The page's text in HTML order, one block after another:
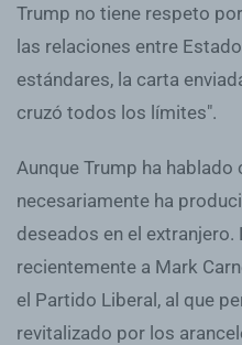
Trump no tiene respeto
las relaciones entre
estándares, la carta
cruzó todos los límites".
Aunque Trump ha hablado
necesariamente ha
deseados en el
recientemente a Mark
el Partido Liberal, al que
revitalizado por los